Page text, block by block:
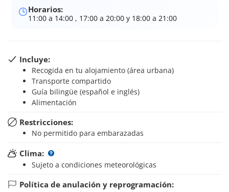
Horarios:
11:00 a 14:00 , 17:00 a 20:00 y 18:00 a 21:00
Incluye:
Recogida en tu alojamiento (área urbana)
Transporte compartido
Guía bilingüe (español e inglés)
Alimentación
Restricciones:
No permitido para embarazadas
Clima:
Sujeto a condiciones meteorológicas
Política de anulación y reprogramación: